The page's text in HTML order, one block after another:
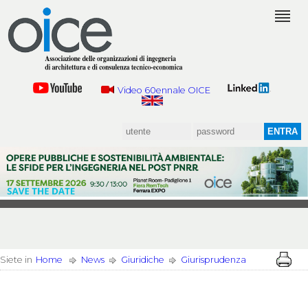
Video 60ennale OICE
Siete in Home News Giuridiche Giurisprudenza